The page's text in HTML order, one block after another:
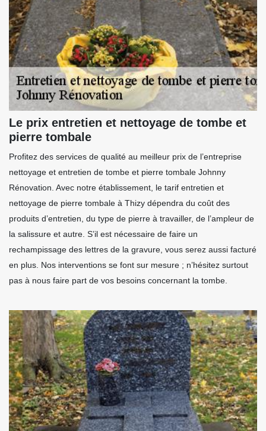
Le prix entretien et nettoyage de tombe et
pierre tombale
Profitez des services de qualité au meilleur prix de l’entreprise
nettoyage et entretien de tombe et pierre tombale Johnny
Rénovation. Avec notre établissement, le tarif entretien et
nettoyage de pierre tombale à Thizy dépendra du coût des
produits d’entretien, du type de pierre à travailler, de l’ampleur de
la salissure et autre. S’il est nécessaire de faire un
rechampissage des lettres de la gravure, vous serez aussi facturé
en plus. Nos interventions se font sur mesure ; n’hésitez surtout
pas à nous faire part de vos besoins concernant la tombe.